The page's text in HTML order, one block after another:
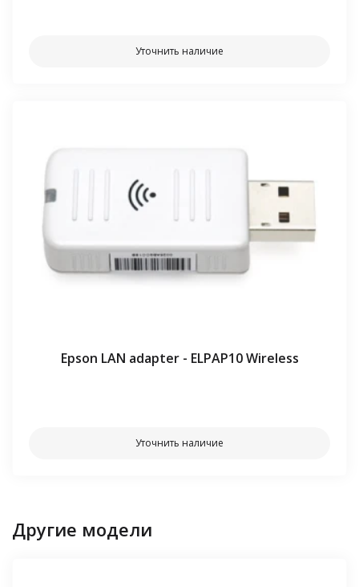
Уточнить наличие
Epson LAN adapter - ELPAP10 Wireless
Уточнить наличие
Другие модели